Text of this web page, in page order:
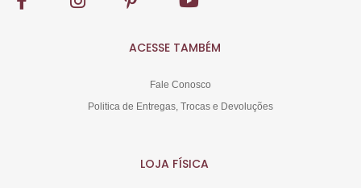
ACESSE TAMBÉM
Fale Conosco
Politica de Entregas, Trocas e Devoluções
LOJA FÍSICA